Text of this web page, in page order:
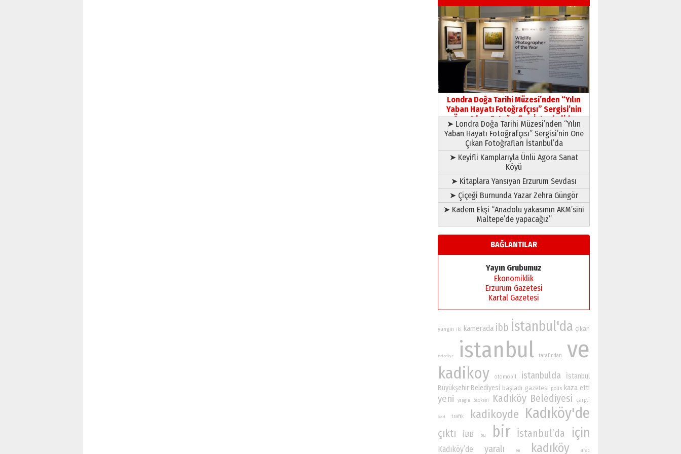
03 Ağustos 2026 Pazartesi
Yıldırım Gündoğdu
HAVVA’NIN ÜÇ KIZI
09 Temmuz 2026 Perşembe
Yusuf POLAT
Şampiyonluk Sebahattin
Şirin’e yazar
11 Mayıs 2026 Pazartesi
Londra Doğa Tarihi Müzesi’nden “Yılın
Yaban Hayatı Fotoğrafçısı” Sergisi’nin
Öne Çıkan Fotoğrafları İstanbul’da
➤ Londra Doğa Tarihi Müzesi’nden “Yılın
Yaban Hayatı Fotoğrafçısı” Sergisi’nin Öne
Çıkan Fotoğrafları İstanbul’da
➤ Keyifli Kamplarıyla Ünlü Agora Sanat
Köyü
➤ Kitaplara Yansıyan Erzurum Sevdası
➤ Çiçeği Burnunda Yazar Zehra Güngör
➤ Kadem Ekşi “Anadolu yakasının AKM’sini
Maltepe’de yapacağız”
BAĞLANTILAR
Yayın Grubumuz
Ekonomiklik
Erzurum Gazetesi
Kartal Gazetesi
yangin iki kamerada ibb İstanbul'da çıkan
Belediye istanbul tarafından ve
kadikoy otomobil istanbulda
İstanbul
Büyükşehir Belediyesi başladı gazetesi polis kaza etti
yeni yangın baskani Kadıköy Belediyesi çarptı
özel trafik kadikoyde Kadıköy'de
çıktı İBB bu bir İstanbul’da için
Kadıköy’de yaralı en kadıköy arac